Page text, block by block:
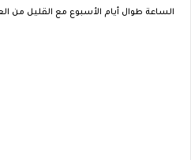
الساعة طوال أيام الأسبوع مع القليل من